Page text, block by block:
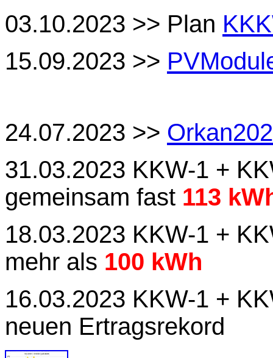
03.10.2023 >> Plan
15.09.2023 >>
24.07.2023 >>
31.03.2023 KKW-1 +
gemeinsam fast 113
18.03.2023 KKW-1 +
mehr als 100 kWh
16.03.2023 KKW-1 +
neuen Ertragsrekord